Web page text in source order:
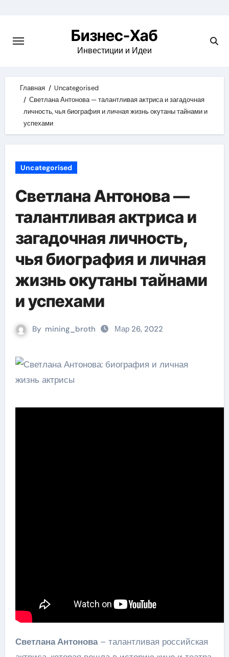
content
Бизнес-Хаб
Инвестиции и Идеи
Главная
Uncategorised
Светлана Антонова — талантливая актриса и загадочная
личность, чья биография и личная жизнь окутаны тайнами и
успехами
Uncategorised
Светлана Антонова —
талантливая актриса и
загадочная личность,
чья биография и личная
жизнь окутаны тайнами
и успехами
By mining_broth Мар 26, 2022
Светлана Антонова– талантливая российская